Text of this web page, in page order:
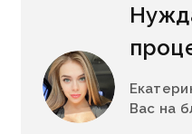
Вас на